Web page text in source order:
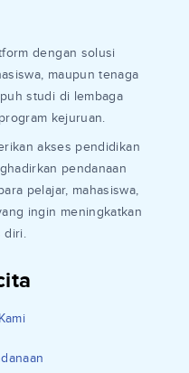
dengan solusi
maupun tenaga
studi di lembaga
kejuruan.
akses pendidikan
pendanaan
pelajar, mahasiswa,
ingin meningkatkan
diri.